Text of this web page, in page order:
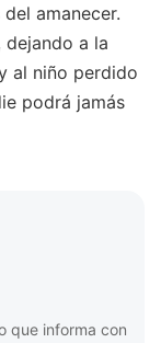
amanecer.
a la
al niño perdido
podrá jamás
que informa con